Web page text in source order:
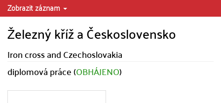
Zobrazit záznam
Železný kříž a Československo
Iron cross and Czechoslovakia
diplomová práce (OBHÁJENO)